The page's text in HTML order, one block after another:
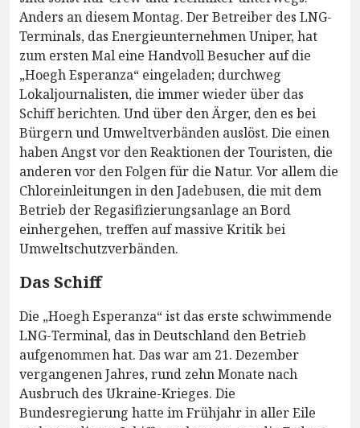
Anders an diesem Montag. Der Betreiber des LNG-
Terminals, das Energieunternehmen Uniper, hat
zum ersten Mal eine Handvoll Besucher auf die
„Hoegh Esperanza“ eingeladen; durchweg
Lokaljournalisten, die immer wieder über das
Schiff berichten. Und über den Ärger, den es bei
Bürgern und Umweltverbänden auslöst. Die einen
haben Angst vor den Reaktionen der Touristen, die
anderen vor den Folgen für die Natur. Vor allem die
Chloreinleitungen in den Jadebusen, die mit dem
Betrieb der Regasifizierungsanlage an Bord
einhergehen, treffen auf massive Kritik bei
Umweltschutzverbänden.
Das Schiff
Die „Hoegh Esperanza“ ist das erste schwimmende
LNG-Terminal, das in Deutschland den Betrieb
aufgenommen hat. Das war am 21. Dezember
vergangenen Jahres, rund zehn Monate nach
Ausbruch des Ukraine-Krieges. Die
Bundesregierung hatte im Frühjahr in aller Eile